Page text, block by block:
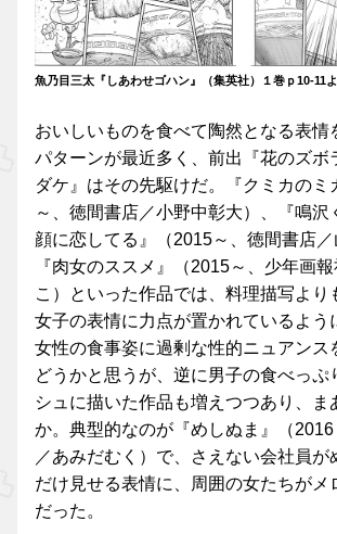
魚乃目三太『しあわせゴハン』（集英社）１巻ｐ10-11
おいしいものを食べて陶然となる表情
パターンが最近多く、前出『花のズボ
ダケ』はその先駆けだ。『クミカのミ
～、徳間書店／小野中彰大）、『鳴沢
顔に恋してる』（2015～、徳間書店／
『肉女のススメ』（2015～、少年画
こ）といった作品では、料理描写より
女子の表情に力点が置かれているよう
女性の食事姿に過剰な性的ニュアンス
どうかと思うが、逆に男子の食べっぷ
シュに描いた作品も増えつつあり、ま
か。典型的なのが『めしぬま』（
／あみだむく）で、さえない会社員が
だけ見せる表情に、周囲の女たちがメ
だった。